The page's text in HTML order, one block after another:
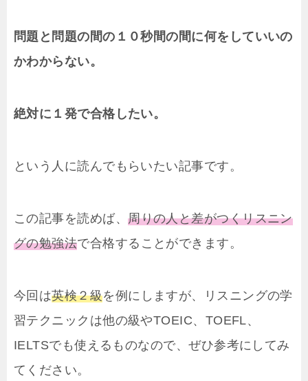
問題と問題の間の１０秒間の間に何をしていいの
かわからない。
絶対に１発で合格したい。
という人に読んでもらいたい記事です。
この記事を読めば、周りの人と差がつくリスニン
グの勉強法で合格することができます。
今回は英検２級を例にしますが、リスニングの学
習テクニックは他の級やTOEIC、TOEFL、
IELTSでも使えるものなので、ぜひ参考にしてみ
てください。